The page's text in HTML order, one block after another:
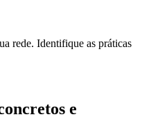
rede. Identifique as práticas
e